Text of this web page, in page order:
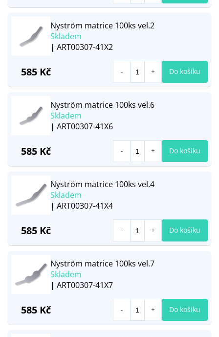
Nyström matrice 100ks vel.2
Skladem
| ART00307-41X2
585 Kč Do košíku
Nyström matrice 100ks vel.6
Skladem
| ART00307-41X6
585 Kč Do košíku
Nyström matrice 100ks vel.4
Skladem
| ART00307-41X4
585 Kč Do košíku
Nyström matrice 100ks vel.7
Skladem
| ART00307-41X7
585 Kč Do košíku